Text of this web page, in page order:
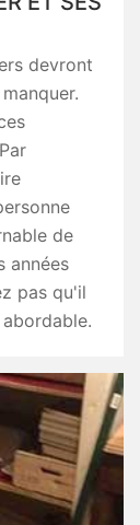
devront
de
années
pas qu'il